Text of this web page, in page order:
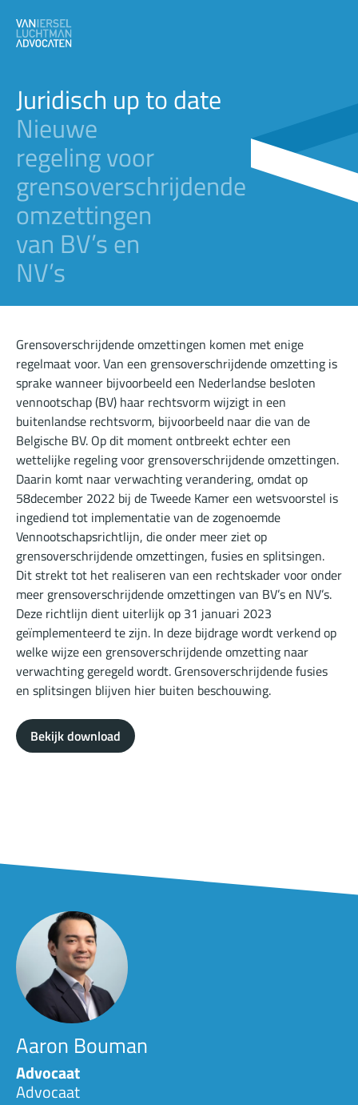
Juridisch up to date
Nieuwe
regeling voor
grensoverschrijdende
omzettingen
van BV’s en
NV’s
Grensoverschrijdende omzettingen komen met enige
regelmaat voor. Van een grensoverschrijdende omzetting is
sprake wanneer bijvoorbeeld een Nederlandse besloten
vennootschap (BV) haar rechtsvorm wijzigt in een
buitenlandse rechtsvorm, bijvoorbeeld naar die van de
Belgische BV. Op dit moment ontbreekt echter een
wettelijke regeling voor grensoverschrijdende omzettingen.
Daarin komt naar verwachting verandering, omdat op
58december 2022 bij de Tweede Kamer een wetsvoorstel is
ingediend tot implementatie van de zogenoemde
Vennootschapsrichtlijn, die onder meer ziet op
grensoverschrijdende omzettingen, fusies en splitsingen.
Dit strekt tot het realiseren van een rechtskader voor onder
meer grensoverschrijdende omzettingen van BV’s en NV’s.
Deze richtlijn dient uiterlijk op 31 januari 2023
geïmplementeerd te zijn. In deze bijdrage wordt verkend op
welke wijze een grensoverschrijdende omzetting naar
verwachting geregeld wordt. Grensoverschrijdende fusies
en splitsingen blijven hier buiten beschouwing.
Bekijk download
Aaron Bouman
Advocaat
Advocaat